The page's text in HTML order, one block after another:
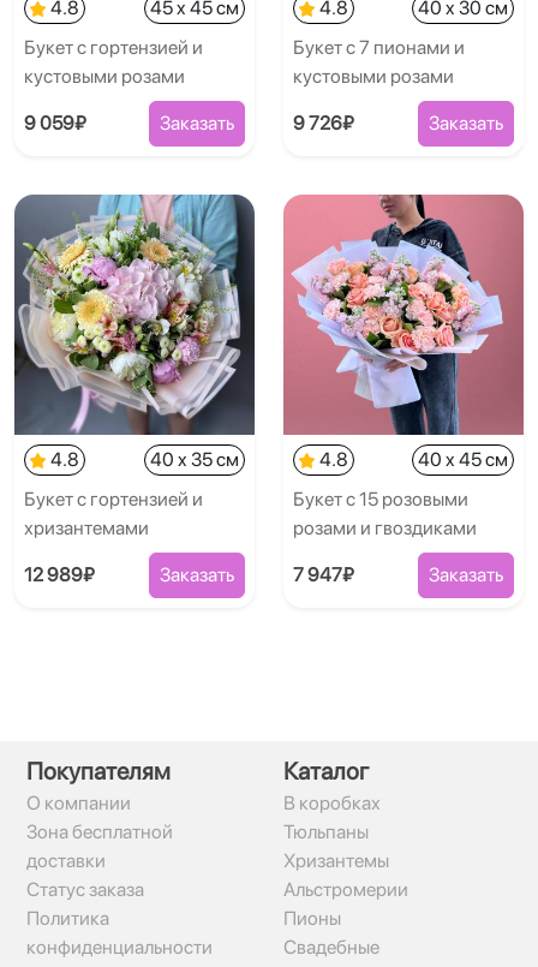
4.8
45 x 45 см
Букет с гортензией и
кустовыми розами
9 059₽ Заказать
4.8
40 x 30 см
Букет с 7 пионами и
кустовыми розами
9 726₽ Заказать
4.8
40 x 35 см
Букет с гортензией и
хризантемами
12 989₽ Заказать
4.8
40 x 45 см
Букет с 15 розовыми
розами и гвоздиками
7 947₽ Заказать
Покупателям
О компании
Зона бесплатной
доставки
Статус заказа
Политика
конфиденциальности
Каталог
В коробках
Тюльпаны
Хризантемы
Альстромерии
Пионы
Свадебные